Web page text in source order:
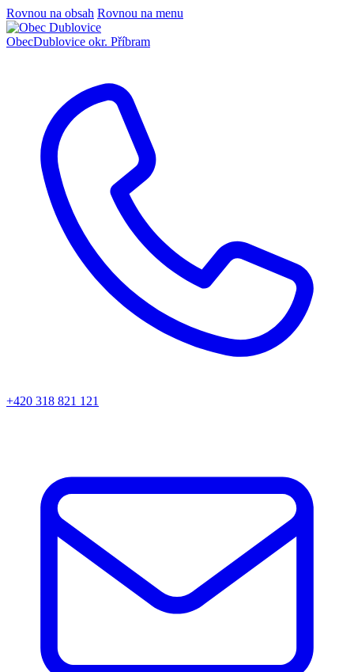
Rovnou na obsah Rovnou na menu
ObecDublovice okr. Příbram
+420 318 821 121